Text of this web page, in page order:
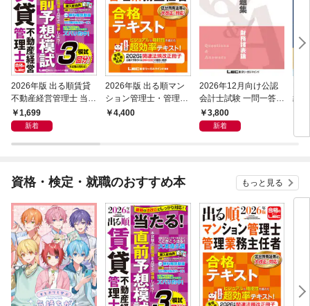
2026年版 出る順賃貸
不動産経営管理士 当た
る！直前予想模試
1,699
新着
2026年版 出る順マン
ション管理士・管理業
務主任者 合格テキスト
4,400
2026年12月向け公認
会計士試験 一問一答問
題集 財務諸表論
3,800
新着
級
7年
資格・検定・就職のおすすめ本 もっと見る